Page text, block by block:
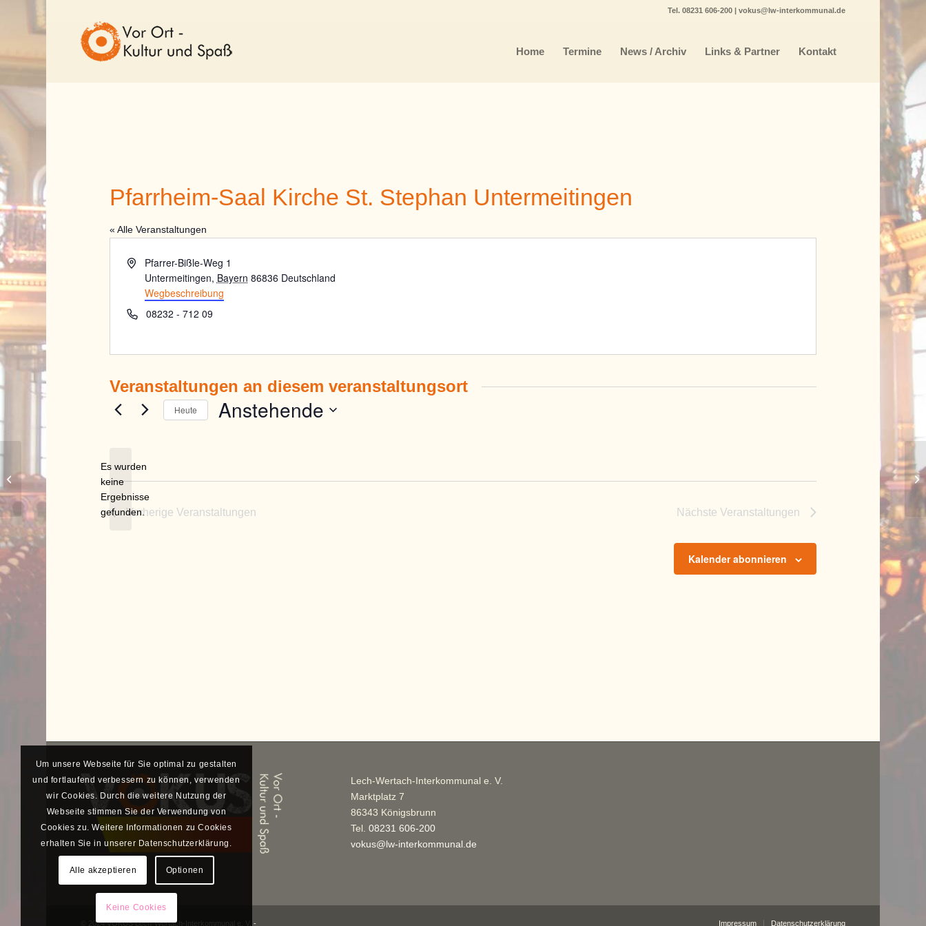
Tel. 08231 606-200 | vokus@lw-interkommunal.de
Home Termine News / Archiv Links & Partner Kontakt
Pfarrheim-Saal Kirche St. Stephan Untermeitingen
« Alle Veranstaltungen
AdressePfarrer-Bißle-Weg 1
Untermeitingen, Bayern 86836 Deutschland
Wegbeschreibung
Telefon08232 - 712 09
Veranstaltungen an diesem veranstaltungsort
Hinweis
Es wurden
keine
Ergebnisse
gefunden.
Heute Anstehende
VorherigeVeranstaltungen Nächste Veranstaltungen
Kalender abonnieren
Lech-Wertach-Interkommunal e. V.
Marktplatz 7
86343 Königsbrunn
Tel.08231 606-200
vokus@lw-interkommunal.de
© 2024 VOKUS Lech-Wertach-Interkommunal e. V. - Impressum Datenschutzerklärung
Kirche St. Martin
Um unsere Webseite für Sie optimal zu gestalten
und fortlaufend verbessern zu können, verwenden
wir Cookies. Durch die weitere Nutzung der
Webseite stimmen Sie der Verwendung von
Cookies zu. Weitere Informationen zu Cookies
erhalten Sie in unserer Datenschutzerklärung.
Alle akzeptieren Optionen
Keine Cookies